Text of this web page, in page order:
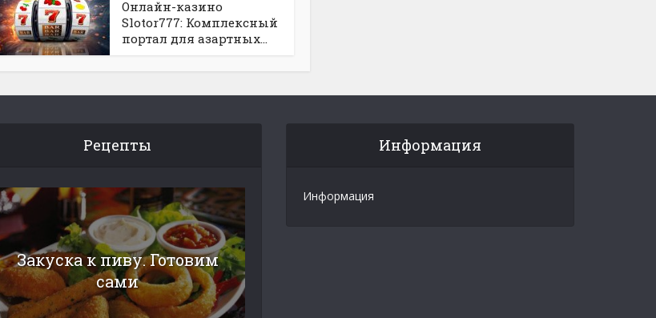
Онлайн-казино
Slotor777: Комплексный
портал для азартных...
Рецепты
Закуска к пиву. Готовим
сами
Информация
Информация